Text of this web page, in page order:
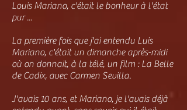
Louis Mariano, c'était le bonheur à l'état
pur ...
La première fois que j'ai entendu Luis
Mariano, c'était un dimanche après-midi
où on donnait, à la télé, un film : La Belle
de Cadix, avec Carmen Sevilla.
J'avais 10 ans, et Mariano, je l'avais déjà